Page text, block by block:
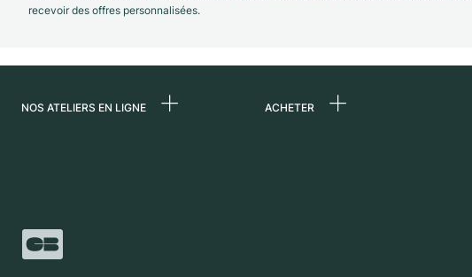
recevoir des offres personnalisées.
NOS ATELIERS EN LIGNE
Suisse
ACHETER